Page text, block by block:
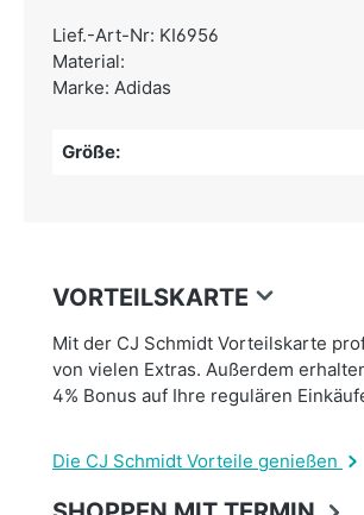
Lief.-Art-Nr: KI6956
Material:
Marke: Adidas
Größe:
VORTEILSKARTE
Mit der CJ Schmidt Vorteilskarte
von vielen Extras. Außerdem
4% Bonus auf Ihre regulären
Die CJ Schmidt Vorteile genießen